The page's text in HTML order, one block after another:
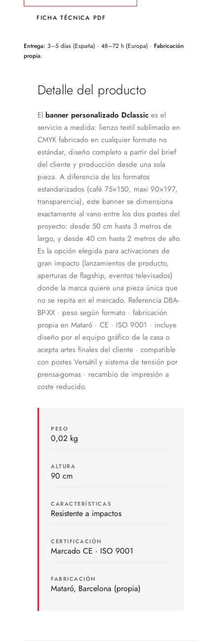
FICHA TÉCNICA PDF
Entrega: 3–5 días (España) · 48–72 h (Europa) · Fabricación
propia.
Detalle del producto
El banner personalizado Dclassic es el
servicio a medida: lienzo textil sublimado en
CMYK fabricado en cualquier formato no
estándar, diseño completo a partir del brief
del cliente y producción desde una sola
pieza. A diferencia de los formatos
estandarizados (café 75×150, maxi 90×197,
transparencia), este banner se dimensiona
exactamente al vano entre los dos postes del
proyecto: desde 50 cm hasta 3 metros de
largo, y desde 40 cm hasta 2 metros de alto.
Es la opción elegida para activaciones de
gran impacto (lanzamientos de producto,
aperturas de flagship, eventos televisados)
donde la marca quiere una pieza única que
no se repita en el mercado. Referencia DBA-
BP-XX · peso según formato · fabricación
propia en Mataró · CE · ISO 9001 · incluye
diseño por el equipo gráfico de la casa o
acepta artes finales del cliente · compatible
con postes Versátil y sistema de tensión por
prensa-gomas · recambio de impresión a
coste reducido.
PESO
0,02 kg
ALTURA
90 cm
CARACTERÍSTICAS
Resistente a impactos
CERTIFICACIÓN
Marcado CE · ISO 9001
FABRICACIÓN
Mataró, Barcelona (propia)